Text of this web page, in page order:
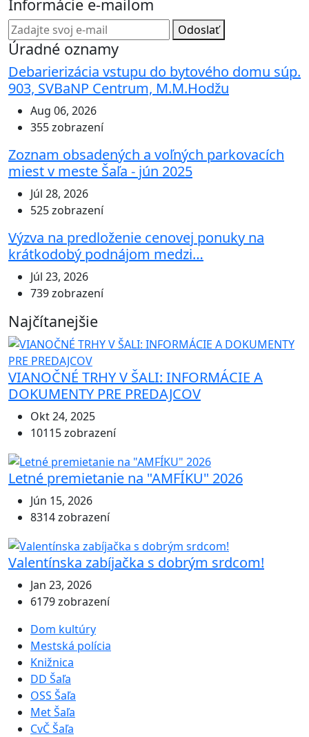
Informácie e-mailom
Odoslať
Úradné oznamy
Debarierizácia vstupu do bytového domu súp.
903, SVBaNP Centrum, M.M.Hodžu
Aug 06, 2026
355 zobrazení
Zoznam obsadených a voľných parkovacích
miest v meste Šaľa - jún 2025
Júl 28, 2026
525 zobrazení
Výzva na predloženie cenovej ponuky na
krátkodobý podnájom medzi…
Júl 23, 2026
739 zobrazení
Najčítanejšie
VIANOČNÉ TRHY V ŠALI: INFORMÁCIE A
DOKUMENTY PRE PREDAJCOV
Okt 24, 2025
10115 zobrazení
Letné premietanie na "AMFÍKU" 2026
Jún 15, 2026
8314 zobrazení
Valentínska zabíjačka s dobrým srdcom!
Jan 23, 2026
6179 zobrazení
Dom kultúry
Mestská polícia
Knižnica
DD Šaľa
OSS Šaľa
Met Šaľa
CvČ Šaľa